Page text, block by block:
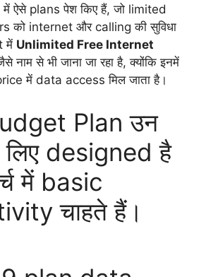
ऐसे plans पेश किए हैं, जो limited
को internet और calling की सुविधा
में Unlimited Free Internet
नाम से भी जाना जा रहा है, क्योंकि इनमें
में data access मिल जाता है।
Plan उन
designed है
में basic
चाहते हैं।